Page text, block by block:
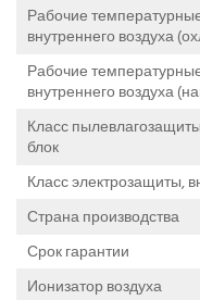
Рабочие
внутреннего воздуха
Рабочие
внутреннего воздуха
Класс
блок
Класс электрозащиты,
Страна производства
Срок гарантии
Ионизатор воздуха